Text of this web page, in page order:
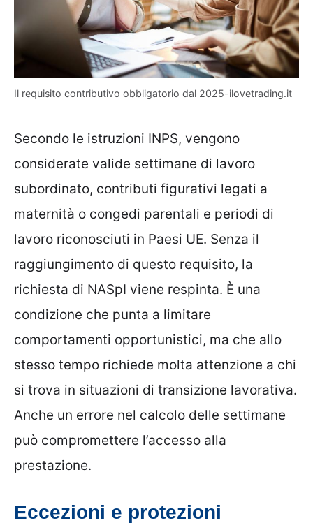
Il requisito contributivo obbligatorio dal 2025-ilovetrading.it
Secondo le istruzioni INPS, vengono
considerate valide settimane di lavoro
subordinato, contributi figurativi legati a
maternità o congedi parentali e periodi di
lavoro riconosciuti in Paesi UE. Senza il
raggiungimento di questo requisito, la
richiesta di NASpI viene respinta. È una
condizione che punta a limitare
comportamenti opportunistici, ma che allo
stesso tempo richiede molta attenzione a chi
si trova in situazioni di transizione lavorativa.
Anche un errore nel calcolo delle settimane
può compromettere l’accesso alla
prestazione.
Eccezioni e protezioni